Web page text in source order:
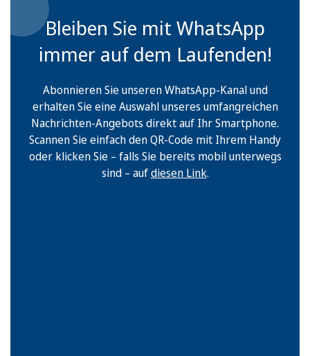
Bleiben Sie mit WhatsApp
immer auf dem Laufenden!
Abonnieren Sie unseren WhatsApp-Kanal und
erhalten Sie eine Auswahl unseres umfangreichen
Nachrichten-Angebots direkt auf Ihr Smartphone.
Scannen Sie einfach den QR-Code mit Ihrem Handy
oder klicken Sie – falls Sie bereits mobil unterwegs
sind – aufdiesen Link.